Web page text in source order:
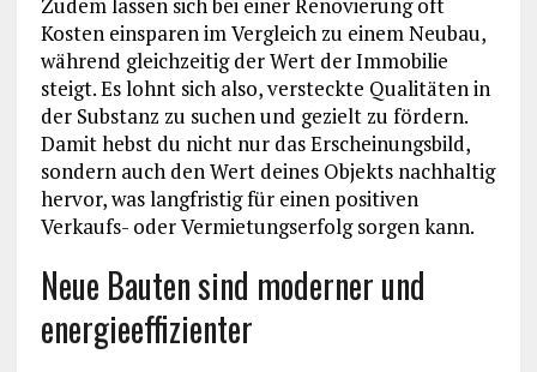
Zudem lassen sich bei einer Renovierung oft
Kosten einsparen im Vergleich zu einem Neubau,
während gleichzeitig der Wert der Immobilie
steigt. Es lohnt sich also, versteckte Qualitäten in
der Substanz zu suchen und gezielt zu fördern.
Damit hebst du nicht nur das Erscheinungsbild,
sondern auch den Wert deines Objekts nachhaltig
hervor, was langfristig für einen positiven
Verkaufs- oder Vermietungserfolg sorgen kann.
Neue Bauten sind moderner und
energieeffizienter